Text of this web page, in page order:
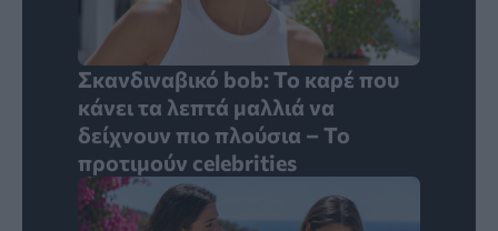
Σκανδιναβικό bob: Το καρέ που
κάνει τα λεπτά μαλλιά να
δείχνουν πιο πλούσια – Το
προτιμούν celebrities